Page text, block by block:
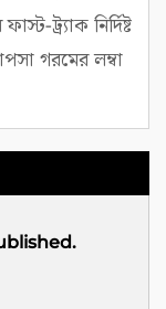
ট্র্যাক নির্দিষ্ট
গরমের লম্বা